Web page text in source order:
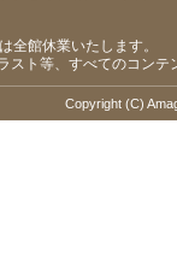
館休業いたします。
スト等、すべてのコン
Copyright (C)